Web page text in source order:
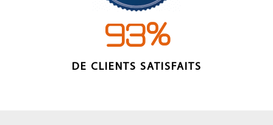
93%
DE CLIENTS SATISFAITS